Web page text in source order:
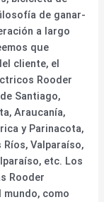
de ganar-
a largo
que
cliente, el
Rooder
Santiago,
Araucanía,
y Parinacota,
Valparaíso,
etc. Los
Rooder
como